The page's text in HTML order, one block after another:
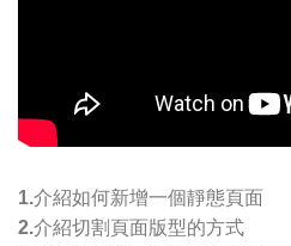
1.介紹如何新增一個靜態頁面
2.介紹切割頁面版型的方式